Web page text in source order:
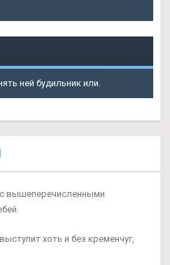
ней будильник или.
вышеперечисленными
хоть и без кременчуг,